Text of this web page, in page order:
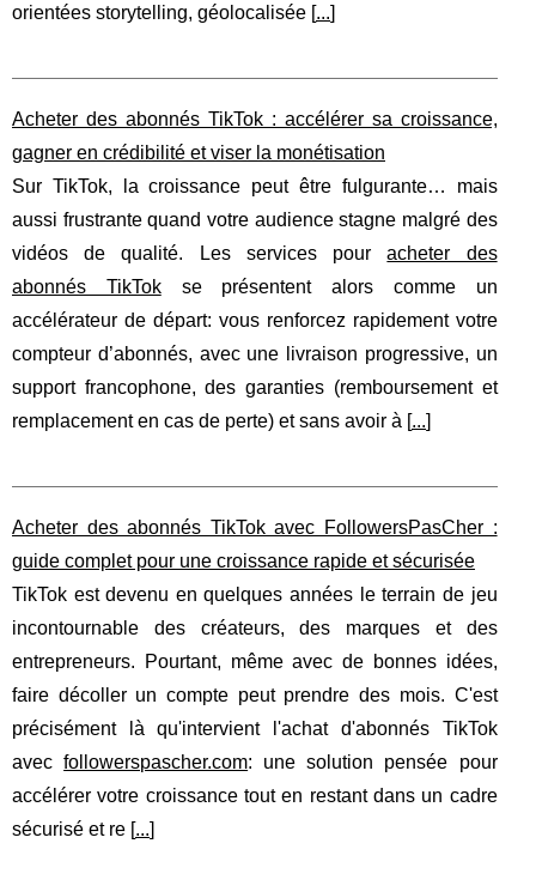
orientées storytelling, géolocalisée [...]
Acheter des abonnés TikTok : accélérer sa croissance,
gagner en crédibilité et viser la monétisation
Sur TikTok, la croissance peut être fulgurante… mais
aussi frustrante quand votre audience stagne malgré des
vidéos de qualité. Les services pouracheter des
abonnés TikTokse présentent alors comme un
accélérateur de départ: vous renforcez rapidement votre
compteur d’abonnés, avec une livraison progressive, un
support francophone, des garanties (remboursement et
remplacement en cas de perte) et sans avoir à [...]
Acheter des abonnés TikTok avec FollowersPasCher :
guide complet pour une croissance rapide et sécurisée
TikTok est devenu en quelques années le terrain de jeu
incontournable des créateurs, des marques et des
entrepreneurs. Pourtant, même avec de bonnes idées,
faire décoller un compte peut prendre des mois. C'est
précisément là qu'intervient l'achat d'abonnés TikTok
avecfollowerspascher.com: une solution pensée pour
accélérer votre croissance tout en restant dans un cadre
sécurisé et re [...]